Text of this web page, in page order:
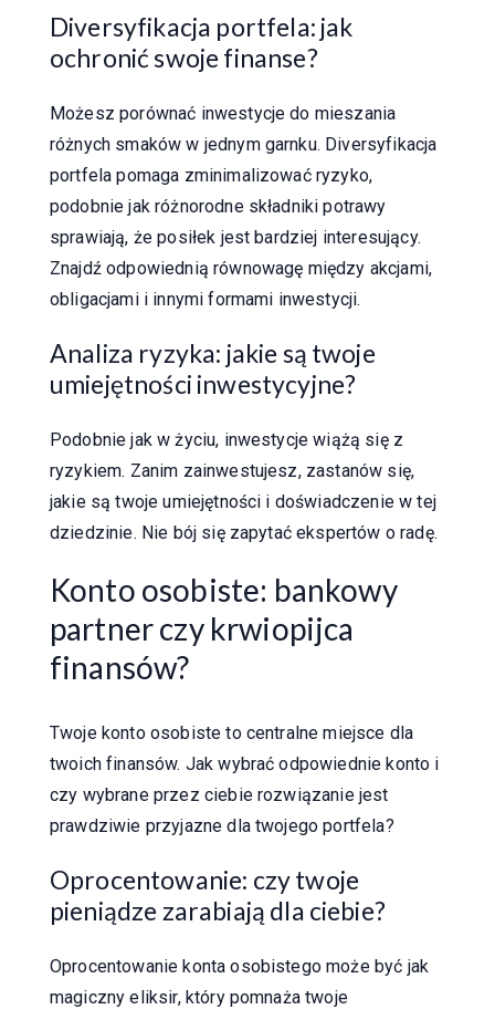
Diversyfikacja portfela: jak
ochronić swoje finanse?
Możesz porównać inwestycje do mieszania
różnych smaków w jednym garnku. Diversyfikacja
portfela pomaga zminimalizować ryzyko,
podobnie jak różnorodne składniki potrawy
sprawiają, że posiłek jest bardziej interesujący.
Znajdź odpowiednią równowagę między akcjami,
obligacjami i innymi formami inwestycji.
Analiza ryzyka: jakie są twoje
umiejętności inwestycyjne?
Podobnie jak w życiu, inwestycje wiążą się z
ryzykiem. Zanim zainwestujesz, zastanów się,
jakie są twoje umiejętności i doświadczenie w tej
dziedzinie. Nie bój się zapytać ekspertów o radę.
Konto osobiste: bankowy
partner czy krwiopijca
finansów?
Twoje konto osobiste to centralne miejsce dla
twoich finansów. Jak wybrać odpowiednie konto i
czy wybrane przez ciebie rozwiązanie jest
prawdziwie przyjazne dla twojego portfela?
Oprocentowanie: czy twoje
pieniądze zarabiają dla ciebie?
Oprocentowanie konta osobistego może być jak
magiczny eliksir, który pomnaża twoje